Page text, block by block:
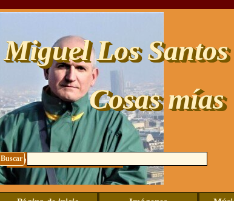
Miguel Los
Cosas mías
Buscar
Contacto: uhide@live.com